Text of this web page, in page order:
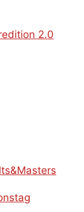
2.0